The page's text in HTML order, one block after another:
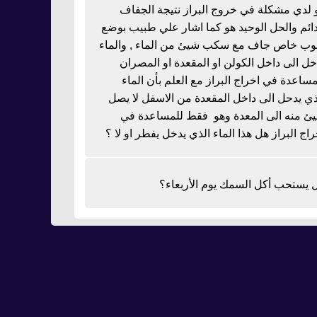
لدي مشكلة في خروج البراز نتيجة الجفاف
والحل الوحيد هو كما اشار علي طبيب بوضع
خاص جاف مع سكب شيئ من الماء , والماء
الى داخل الكولن او المقعدة او المصران
في اخراج البراز مع العلم بأن الماء
يدحل الى داخل المقعدة من الاسفل لا يصل
منه الى المعدة وهو فقط للمساعدة في
البراز هل هذا الماء الذي يدخل يفطر او لا ؟
يستحب أكل السمك يوم الأربعاء؟